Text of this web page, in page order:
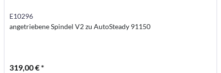
E10296
angetriebene Spindel V2 zu AutoSteady 91150
319,00 € *